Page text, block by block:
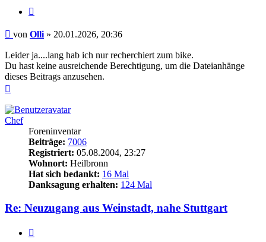
Beitrag
von Olli » 20.01.2026, 20:36
Leider ja....lang hab ich nur recherchiert zum bike.
Du hast keine ausreichende Berechtigung, um die Dateianhänge
dieses Beitrags anzusehen.
Chef
Foreninventar
Beiträge: 7006
Registriert: 05.08.2004, 23:27
Wohnort: Heilbronn
Hat sich bedankt: 16 Mal
Danksagung erhalten: 124 Mal
Re: Neuzugang aus Weinstadt, nahe Stuttgart